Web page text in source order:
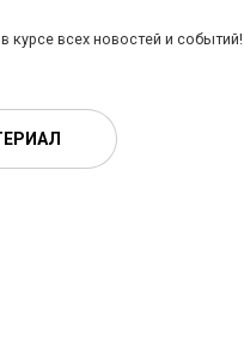
курсе всех новостей и событий!